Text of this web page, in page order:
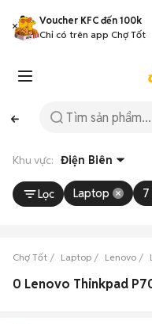
Voucher KFC đến 100k
Chỉ có trên app Chợ Tốt
Khu vực: Điện Biên
Lọc Laptop 7
Chợ Tốt Laptop Lenovo
0 Lenovo Thinkpad